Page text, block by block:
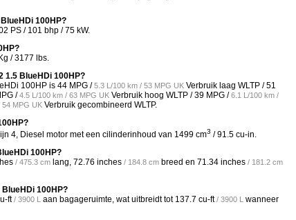
100HP?
PS / 101 bhp / 75 kW.
/ 3177 lbs.
1.5 BlueHDi 100HP?
100HP is 44 MPG /5.3 L/100 km / 53 MPG UK Verbruik laag WLTP /51
/4.5 L/100 km / 63 MPG UK Verbruik hoog WLTP /39 MPG /6.1 L/100 km /
54 MPG UK Verbruik gecombineerd WLTP.
4, Diesel motor met een cilinderinhoud van 1499 cm3 / 91.5 cu-in.
100HP?
/ 475.3 cm lang, 72.76 inches / 184.8 cm breed en 71.34 inches / 181.2 cm
100HP?
ft / 3900 L aan bagageruimte, wat uitbreidt tot 137.7 cu-ft / 3900 L wanneer